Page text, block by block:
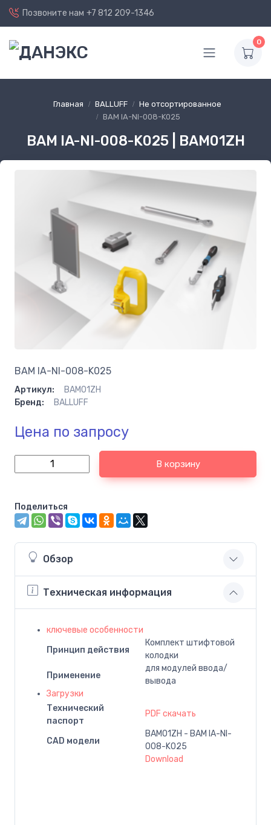
Позвоните нам +7 812 209-1346
0
Главная BALLUFF
Не отсортированное
BAM IA-NI-008-K025
BAM IA-NI-008-K025 | BAM01ZH
BAM IA-NI-008-K025
Артикул:
BAM01ZH
Бренд:
BALLUFF
Цена по запросу
В корзину
Поделиться
Обзор
Техническая информация
ключевые особенности
Принцип действия
Комплект штифтовой
колодки
Применение
для модулей ввода/
вывода
Загрузки
Технический
паспорт
PDF скачать
CAD модели
BAM01ZH - BAM IA-NI-
008-K025
Download